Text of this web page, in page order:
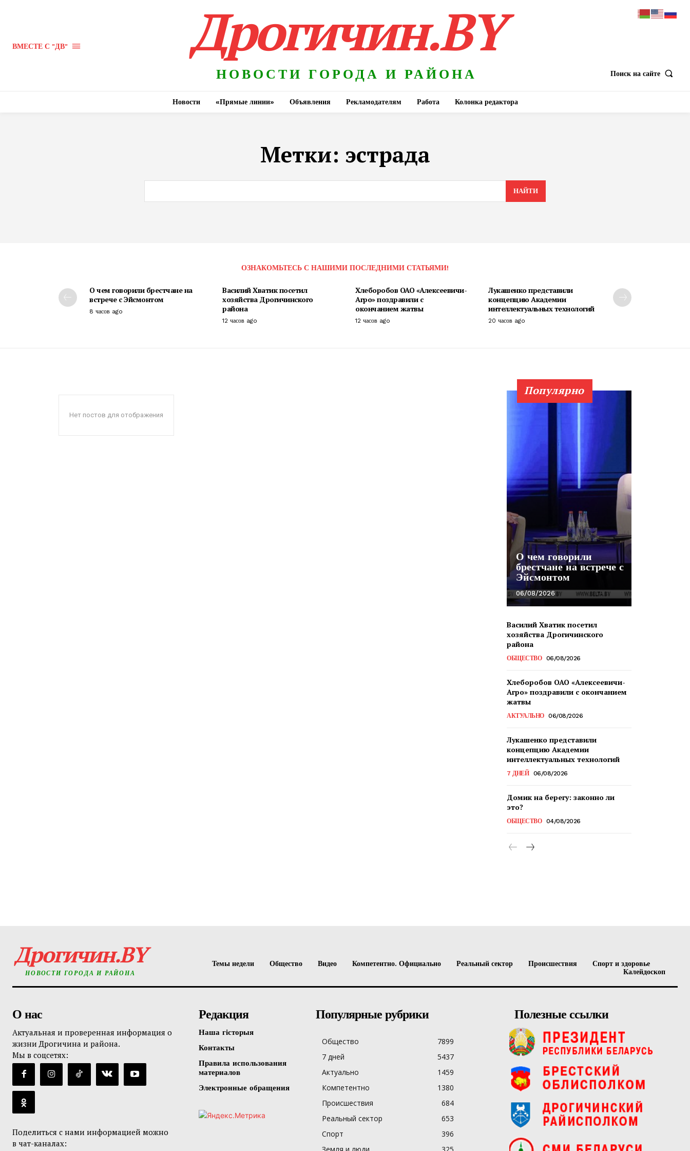
ВМЕСТЕ С "ДВ" Дрогичин.BY
НОВОСТИ ГОРОДА И РАЙОНА Поиск на сайте
Новости «Прямые линии» Объявления Рекламодателям Работа Колонка редактора
Метки: эстрада
НАЙТИ
ОЗНАКОМЬТЕСЬ С НАШИМИ ПОСЛЕДНИМИ СТАТЬЯМИ!
О чем говорили брестчане на
встрече с Эйсмонтом
8 часов ago
Василий Хватик посетил
хозяйства Дрогичинского
района
12 часов ago
Хлеборобов ОАО «Алексеевичи-
Агро» поздравили с
окончанием жатвы
12 часов ago
Лукашенко представили
концепцию Академии
интеллектуальных технологий
20 часов ago
Нет постов для отображения
Популярно
О чем говорили
брестчане на встрече с
Эйсмонтом
06/08/2026
Василий Хватик посетил
хозяйства Дрогичинского
района
ОБЩЕСТВО 06/08/2026
Хлеборобов ОАО «Алексеевичи-
Агро» поздравили с окончанием
жатвы
АКТУАЛЬНО 06/08/2026
Лукашенко представили
концепцию Академии
интеллектуальных технологий
7 ДНЕЙ 06/08/2026
Домик на берегу: законно ли
это?
ОБЩЕСТВО 04/08/2026
Дрогичин.BY
НОВОСТИ ГОРОДА И РАЙОНА
Темы недели Общество Видео Компетентно. Официально Реальный сектор Происшествия
Спорт и здоровье
Калейдоскоп
О нас
Актуальная и проверенная информация о
жизни Дрогичина и района.
Мы в соцсетях:
Поделиться с нами информацией можно
в чат-каналах:
Редакция
Наша гісторыя
Контакты
Правила использования
материалов
Электронные обращения
Популярные рубрики
Общество
7899
7 дней
5437
Актуально
1459
Компетентно
1380
Происшествия
684
Реальный сектор
653
Спорт
396
Полезные ссылки